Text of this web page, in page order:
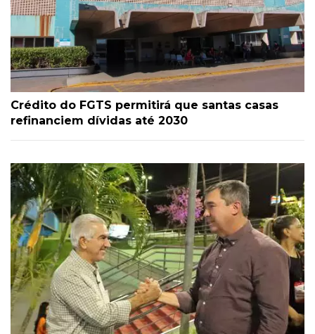
Crédito do FGTS permitirá que santas casas
refinanciem dívidas até 2030